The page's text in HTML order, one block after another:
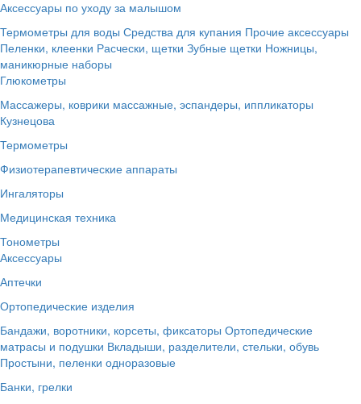
Аксессуары по уходу за малышом
Термометры для воды Средства для купания Прочие аксессуары
Пеленки, клеенки Расчески, щетки Зубные щетки Ножницы,
маникюрные наборы
Глюкометры
Массажеры, коврики массажные, эспандеры, иппликаторы
Кузнецова
Термометры
Физиотерапевтические аппараты
Ингаляторы
Медицинская техника
Тонометры
Аксессуары
Аптечки
Ортопедические изделия
Бандажи, воротники, корсеты, фиксаторы Ортопедические
матрасы и подушки Вкладыши, разделители, стельки, обувь
Простыни, пеленки одноразовые
Банки, грелки